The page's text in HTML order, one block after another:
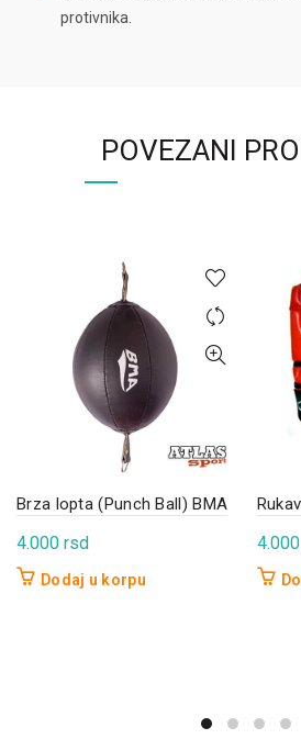
protivnika.
POVEZANI
Brza lopta (Punch Ball) BMA
4.000 rsd
Dodaj u korpu
4.000